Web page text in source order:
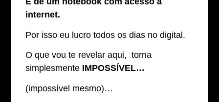
internet.
Por isso eu lucro todos os dias no digital.
O que vou te revelar aqui, torna
simplesmente IMPOSSÍVEL…
(impossível mesmo)…